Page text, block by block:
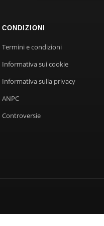
CONDIZIONI
Termini e condizioni
Informativa sui cookie
Informativa sulla privacy
ANPC
Controversie